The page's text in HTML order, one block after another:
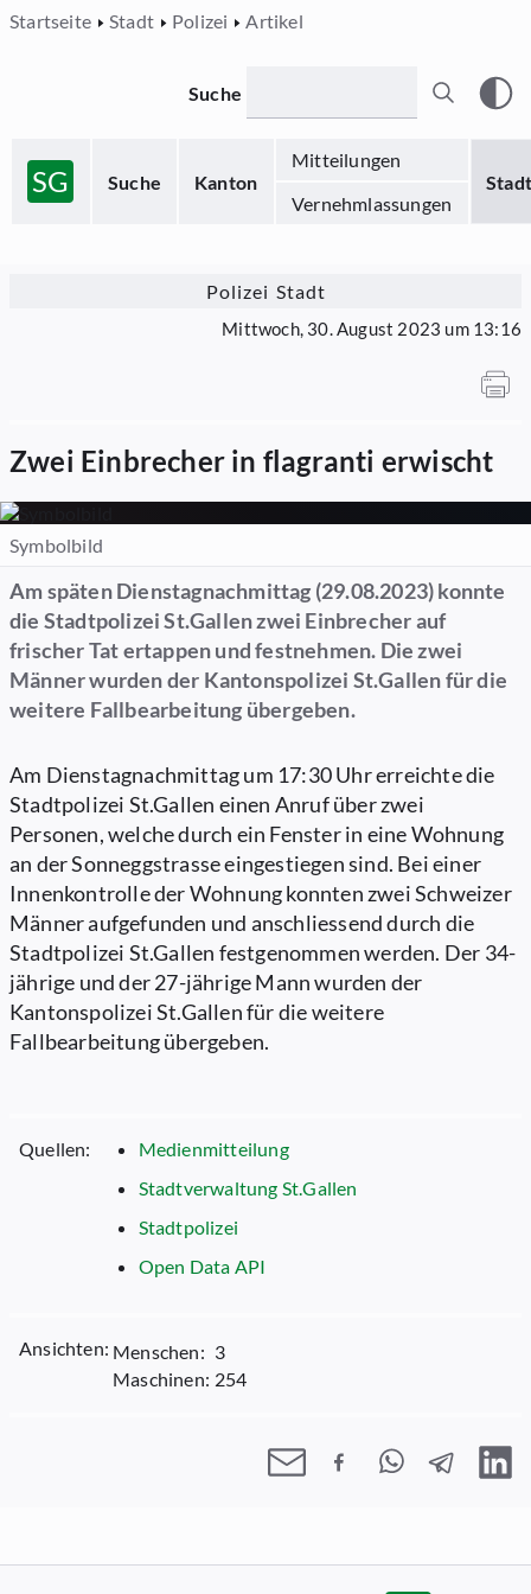
Startseite Stadt Polizei Artikel
SG Suche Kanton
Mitteilungen
Stadt
Vernehmlassungen
Suche
Polizei Stadt
Mittwoch, 30. August 2023 um 13:16
Zwei Einbrecher in flagranti erwischt
Symbolbild
Am späten Dienstagnachmittag (29.08.2023) konnte
die Stadtpolizei St.Gallen zwei Einbrecher auf
frischer Tat ertappen und festnehmen. Die zwei
Männer wurden der Kantonspolizei St.Gallen für die
weitere Fallbearbeitung übergeben.
Am Dienstagnachmittag um 17:30 Uhr erreichte die
Stadtpolizei St.Gallen einen Anruf über zwei
Personen, welche durch ein Fenster in eine Wohnung
an der Sonneggstrasse eingestiegen sind. Bei einer
Innenkontrolle der Wohnung konnten zwei Schweizer
Männer aufgefunden und anschliessend durch die
Stadtpolizei St.Gallen festgenommen werden. Der 34-
jährige und der 27-jährige Mann wurden der
Kantonspolizei St.Gallen für die weitere
Fallbearbeitung übergeben.
Quellen:
Medienmitteilung
Stadtverwaltung St.Gallen
Stadtpolizei
Open Data API
Ansichten: Menschen: 3
Maschinen: 254